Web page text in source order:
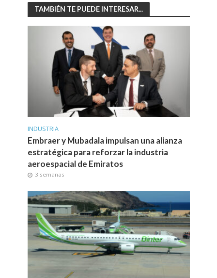
TAMBIÉN TE PUEDE INTERESAR...
INDUSTRIA
Embraer y Mubadala impulsan una alianza
estratégica para reforzar la industria
aeroespacial de Emiratos
3 semanas